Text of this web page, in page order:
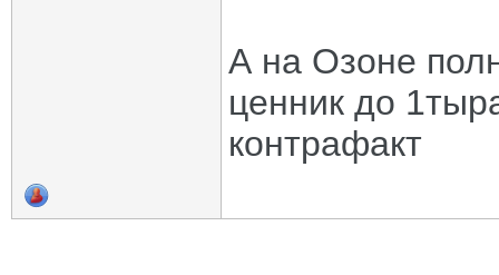
А на Озоне
ценник до
контрафакт